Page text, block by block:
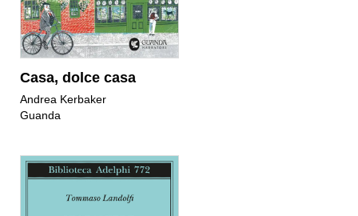
Casa, dolce casa
Andrea Kerbaker
Guanda